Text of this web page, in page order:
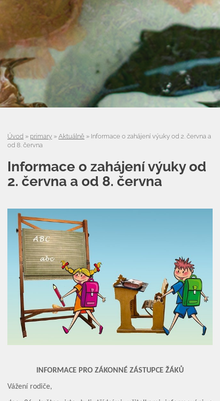
Organizace školního roku
Úřední deska
Naše škola
Základní škola
ZŠ speciální
ZŠ a MŠ při nemocnici
Vyhledávání na webu
Úvod » primary » Aktuálně » Informace o zahájení výuky od 2. června a
od 8. června
Informace o zahájení výuky od
2. června a od 8. června
INFORMACE PRO ZÁKONNÉ ZÁSTUPCE ŽÁKŮ
Vážení rodiče,